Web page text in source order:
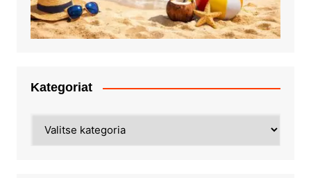
Kategoriat